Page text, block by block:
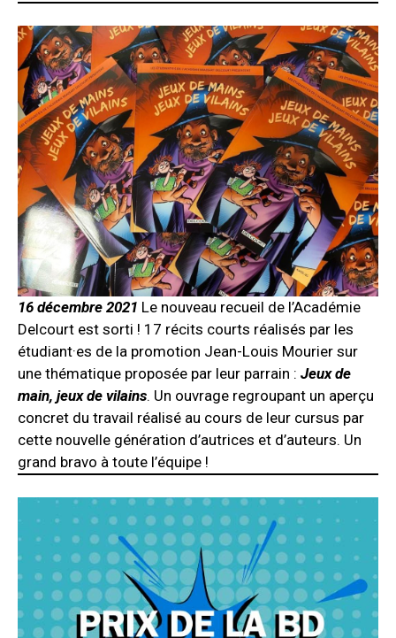
16 décembre 2021 Le nouveau recueil de l’Académie
Delcourt est sorti ! 17 récits courts réalisés par les
étudiant·es de la promotion Jean-Louis Mourier sur
une thématique proposée par leur parrain : Jeux de
main, jeux de vilains. Un ouvrage regroupant un aperçu
concret du travail réalisé au cours de leur cursus par
cette nouvelle génération d’autrices et d’auteurs. Un
grand bravo à toute l’équipe !